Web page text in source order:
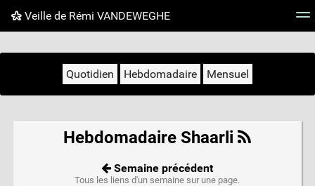
Veille de Rémi VANDEWEGHE
Quotidien Hebdomadaire Mensuel
Hebdomadaire Shaarli
Semaine précédent
Tous les liens d'un semaine sur une page.